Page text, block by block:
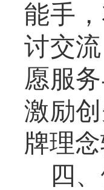
能手
讨交流
愿服
激励
牌理
四